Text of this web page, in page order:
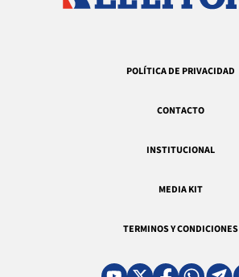
POLÍTICA DE PRIVACIDAD
CONTACTO
INSTITUCIONAL
MEDIA KIT
TERMINOS Y CONDICIONES